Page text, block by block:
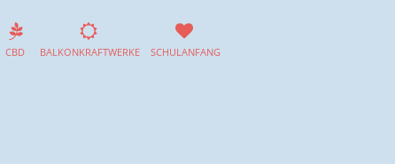
CBD BALKONKRAFTWERKE SCHULANFANG